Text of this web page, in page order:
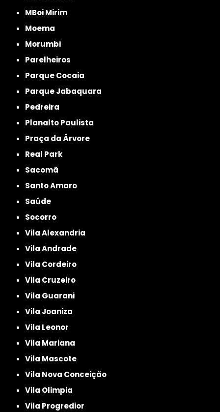
MBoi Mirim
Moema
Morumbi
Parelheiros
Parque Cocaia
Parque Jabaquara
Pedreira
Planalto Paulista
Praça da Árvore
Real Park
Sacomã
Santo Amaro
Saúde
Socorro
Vila Alexandria
Vila Andrade
Vila Cordeiro
Vila Cruzeiro
Vila Guarani
Vila Joaniza
Vila Leonor
Vila Mariana
Vila Mascote
Vila Nova Conceição
Vila Olimpia
Vila Progredior